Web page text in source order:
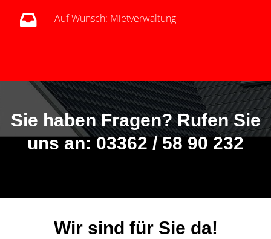
Auf Wunsch: Mietverwaltung
Sie haben Fragen? Rufen Sie
uns an: 03362 / 58 90 232
Wir sind für Sie da!